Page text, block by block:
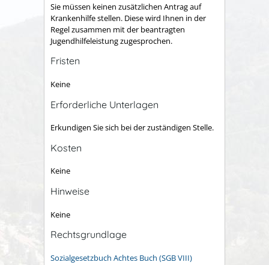
Sie müssen keinen zusätzlichen Antrag auf
Krankenhilfe stellen. Diese wird Ihnen in der
Regel zusammen mit der beantragten
Jugendhilfeleistung zugesprochen.
Fristen
Keine
Erforderliche Unterlagen
Erkundigen Sie sich bei der zuständigen Stelle.
Kosten
Keine
Hinweise
Keine
Rechtsgrundlage
Sozialgesetzbuch Achtes Buch (SGB VIII)